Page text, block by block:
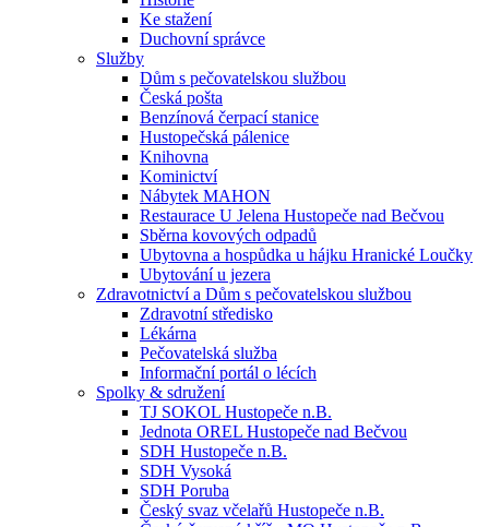
Ke stažení
Duchovní správce
Služby
Dům s pečovatelskou službou
Česká pošta
Benzínová čerpací stanice
Hustopečská pálenice
Knihovna
Kominictví
Nábytek MAHON
Restaurace U Jelena Hustopeče nad Bečvou
Sběrna kovových odpadů
Ubytovna a hospůdka u hájku Hranické Loučky
Ubytování u jezera
Zdravotnictví a Dům s pečovatelskou službou
Zdravotní středisko
Lékárna
Pečovatelská služba
Informační portál o lécích
Spolky & sdružení
TJ SOKOL Hustopeče n.B.
Jednota OREL Hustopeče nad Bečvou
SDH Hustopeče n.B.
SDH Vysoká
SDH Poruba
Český svaz včelařů Hustopeče n.B.